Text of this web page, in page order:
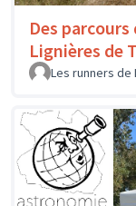
Des
Lignières de
Les runners de